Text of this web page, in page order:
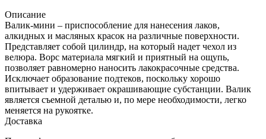
Описание
Валик-мини – приспособление для нанесения лаков,
алкидных и масляных красок на различные поверхности.
Представляет собой цилиндр, на который надет чехол из
велюра. Ворс материала мягкий и приятный на ощупь,
позволяет равномерно наносить лакокрасочные средства.
Исключает образование подтеков, поскольку хорошо
впитывает и удерживает окрашивающие субстанции. Валик
является съемной деталью и, по мере необходимости, легко
меняется на рукоятке.
Доставка